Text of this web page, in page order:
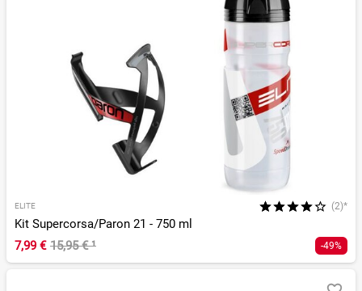
ELITE (2)*
Kit Supercorsa/Paron 21 - 750 ml
7,99 € 15,95 €¹ -49%